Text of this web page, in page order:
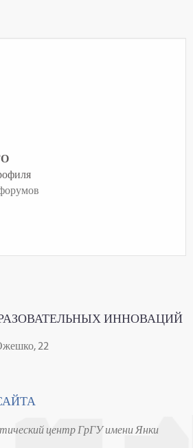
ИННОВАЦИЙ
22
центр ГрГУ имени Янки